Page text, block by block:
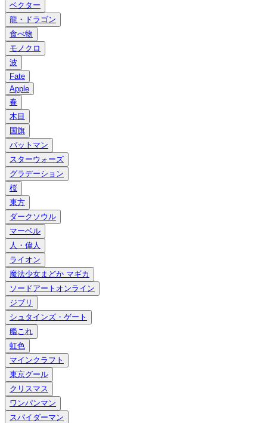
ベクター
龍・ドラゴン
食べ物
モノクロ
波
Fate
Apple
春
木目
国旗
バットマン
スターウォーズ
グラデーション
桜
東方
ダークソウル
マーベル
人・偉人
ライオン
魔法少女まどか マギカ
ソードアートオンライン
ジブリ
シュタインズ・ゲート
艦これ
虹色
マインクラフト
東京グール
クリスマス
ワンパンマン
スパイダーマン